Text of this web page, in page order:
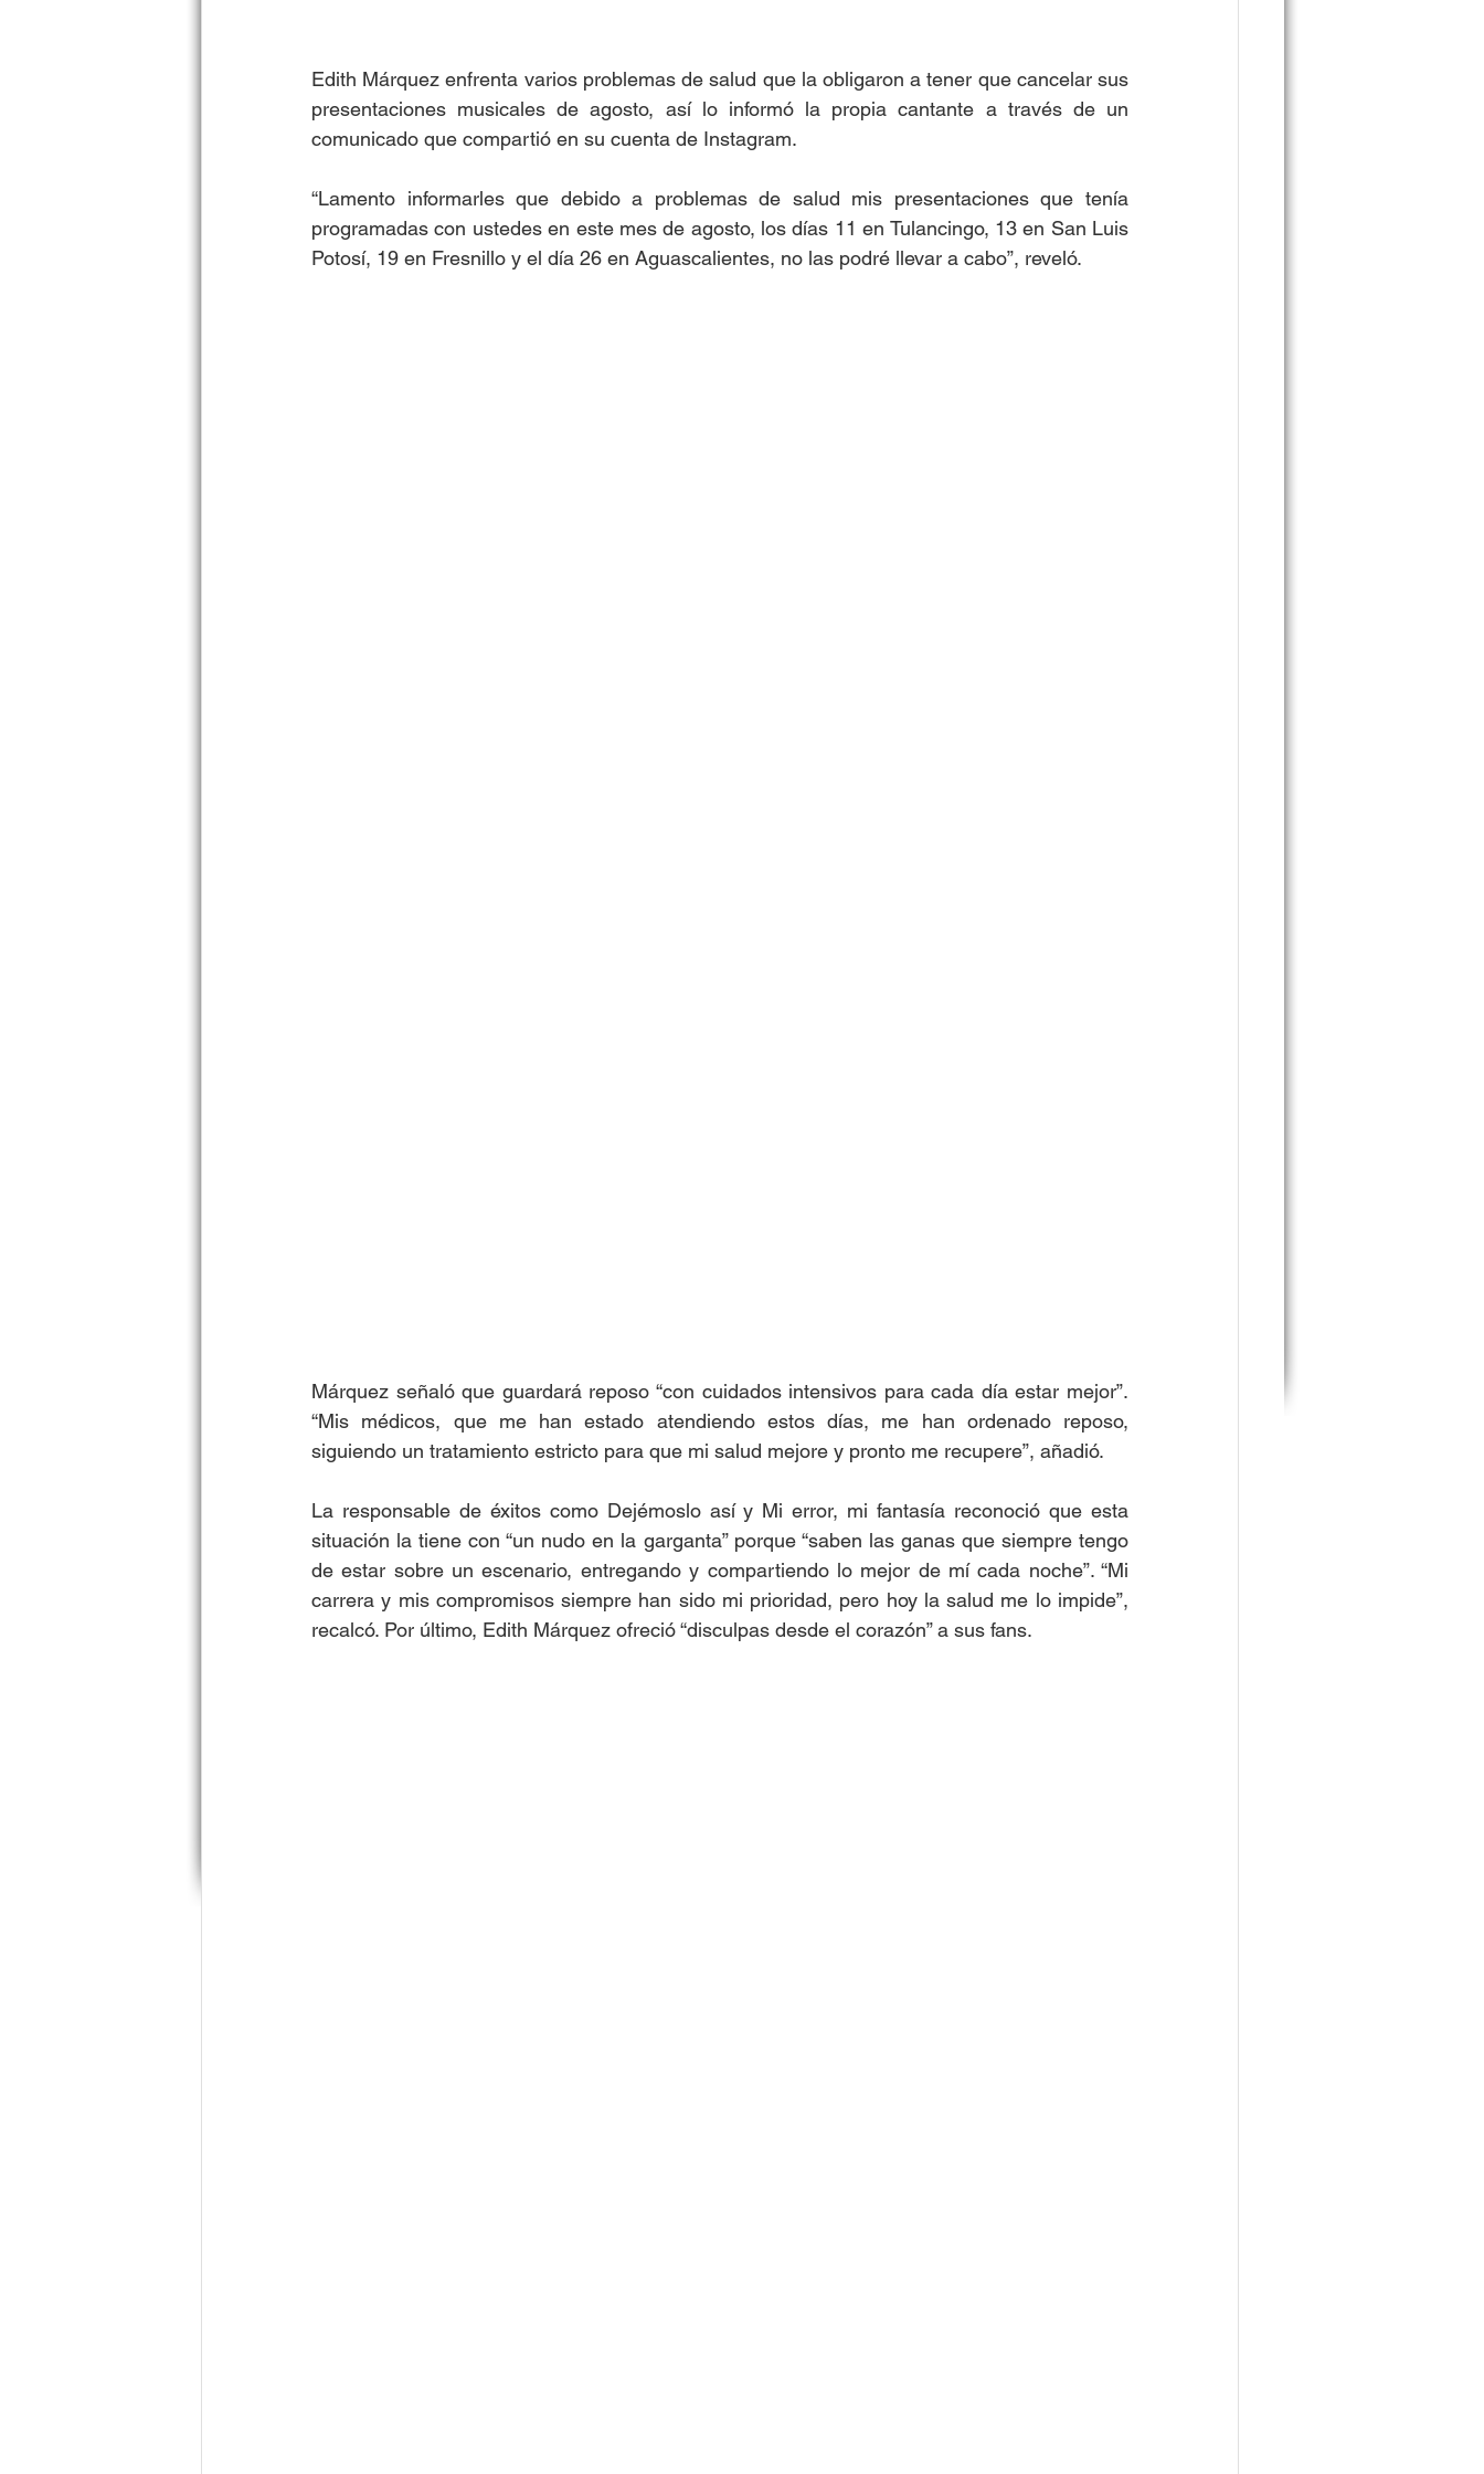
Edith Márquez enfrenta varios problemas de salud que la obligaron a tener que cancelar sus
presentaciones musicales de agosto, así lo informó la propia cantante a través de un
comunicado que compartió en su cuenta de Instagram.
“Lamento informarles que debido a problemas de salud mis presentaciones que tenía
programadas con ustedes en este mes de agosto, los días 11 en Tulancingo, 13 en San Luis
Potosí, 19 en Fresnillo y el día 26 en Aguascalientes, no las podré llevar a cabo”, reveló.
Márquez señaló que guardará reposo “con cuidados intensivos para cada día estar mejor”.
“Mis médicos, que me han estado atendiendo estos días, me han ordenado reposo,
siguiendo un tratamiento estricto para que mi salud mejore y pronto me recupere”, añadió.
La responsable de éxitos como Dejémoslo así y Mi error, mi fantasía reconoció que esta
situación la tiene con “un nudo en la garganta” porque “saben las ganas que siempre tengo
de estar sobre un escenario, entregando y compartiendo lo mejor de mí cada noche”. “Mi
carrera y mis compromisos siempre han sido mi prioridad, pero hoy la salud me lo impide”,
recalcó. Por último, Edith Márquez ofreció “disculpas desde el corazón” a sus fans.